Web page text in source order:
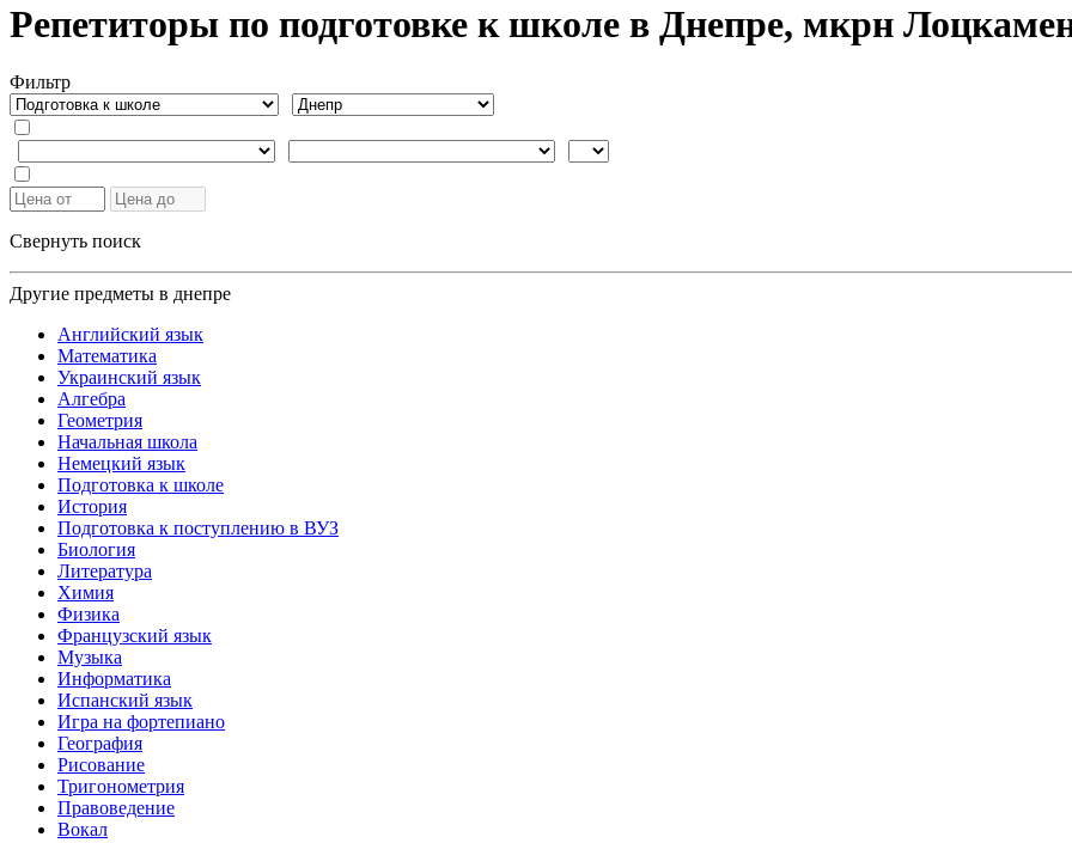
Репетиторы по подготовке к школе в Днепре, мкрн
Фильтр
Свернуть поиск
Другие предметы в днепре
Английский язык
Математика
Украинский язык
Алгебра
Геометрия
Начальная школа
Немецкий язык
Подготовка к школе
История
Подготовка к поступлению в ВУЗ
Биология
Литература
Химия
Физика
Французский язык
Музыка
Информатика
Испанский язык
Игра на фортепиано
География
Рисование
Тригонометрия
Правоведение
Вокал